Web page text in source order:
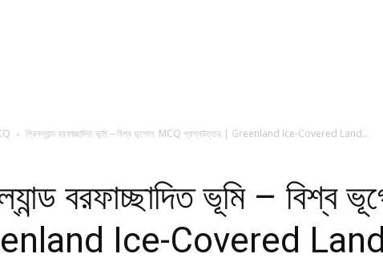
গ্রিনল্যান্ড বরফাচ্ছাদিত ভূমি – বিশ্ব ভূগোল MCQ প্রশ্নউত্তর | Greenland Ice-Covered Land...
বরফাচ্ছাদিত ভূমি –
Ice-Covered